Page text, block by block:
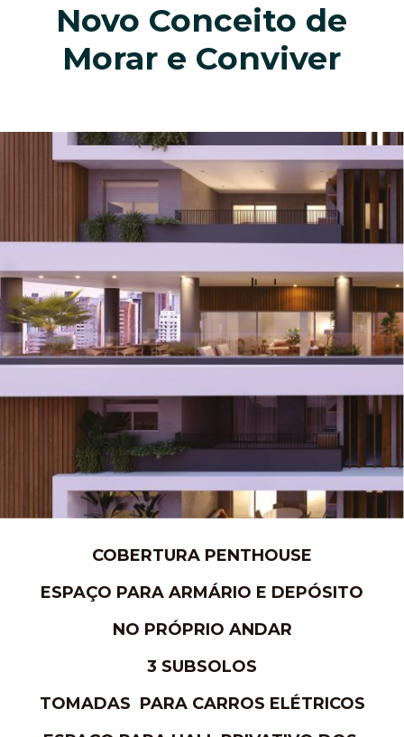
Novo Conceito de
Morar e Conviver
COBERTURA PENTHOUSE
ESPAÇO PARA ARMÁRIO E DEPÓSITO
NO PRÓPRIO ANDAR
3 SUBSOLOS
TOMADAS PARA CARROS ELÉTRICOS